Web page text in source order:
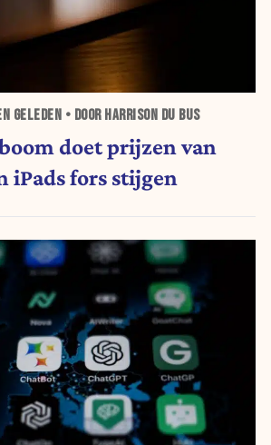
GELEDEN • DOOR HARRISON DU BUS
doet prijzen van
iPads fors stijgen